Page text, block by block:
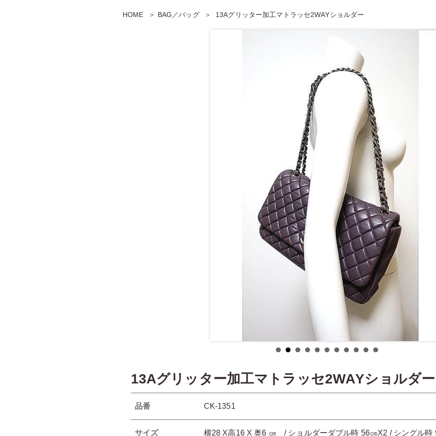
HOME BAG／バッグ 13Aグリッター加工マトラッセ2WAYショルダー
13Aグリッター加工マトラッセ2WAYショルダー
品番 CK-1351
サイズ 横28 X高16 X 奥6 ㎝ / ショルダーダブル時 56㎝X2 / シングル時